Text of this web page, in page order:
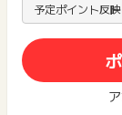
予定ポイント反映